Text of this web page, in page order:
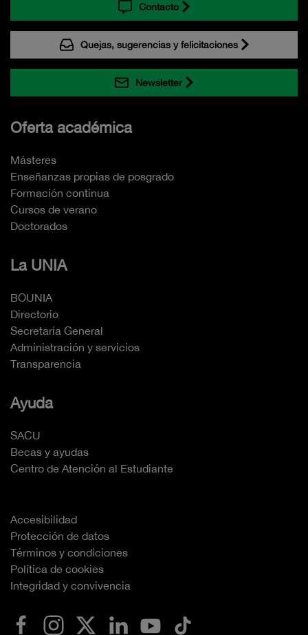
Contacto
Quejas, sugerencias y felicitaciones
Newsletter
Oferta académica
Másteres
Enseñanzas propias de posgrado
Formación continua
Cursos de verano
Doctorados
La UNIA
BOUNIA
Directorio
Secretaría General
Administración y servicios
Transparencia
Ayuda
SACU
Becas y ayudas
Centro de Atención al Estudiante
Accesibilidad
Protección de datos
Términos y condiciones
Política de cookies
Integridad y convivencia